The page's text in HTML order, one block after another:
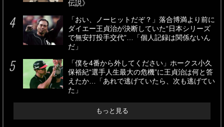
伝説》
「おい、ノーヒットだぞ？」落合博満より前に
ダイエー王貞治が決断していた“日本シリーズ
で無安打投手交代”…「個人記録は関係ないん
だ」
「僕を4番から外してください」ホークス小久
保裕紀“選手人生最大の危機”に王貞治は何と答
えたか…「あれで逃げていたら、次も逃げてい
た」
もっと見る